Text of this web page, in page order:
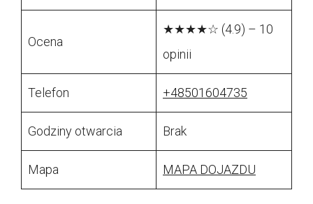
Ocena
★★★★☆ (4.9) – 10
opinii
Telefon +48501604735
Godziny otwarcia Brak
Mapa MAPA DOJAZDU